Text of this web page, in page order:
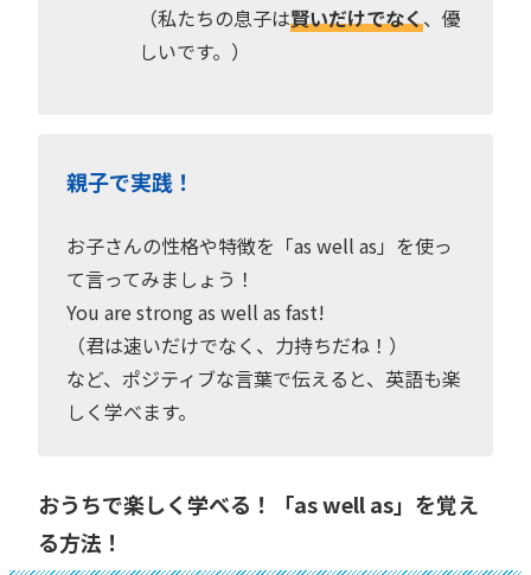
（私たちの息子は賢いだけでなく、優
しいです。）
親子で実践！
お子さんの性格や特徴を「as well as」を使っ
て言ってみましょう！
You are strong as well as fast!
（君は速いだけでなく、力持ちだね！）
など、ポジティブな言葉で伝えると、英語も楽
しく学べます。
おうちで楽しく学べる！「as well as」を覚え
る方法！